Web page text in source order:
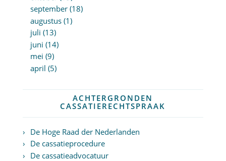
september (18)
augustus (1)
juli (13)
juni (14)
mei (9)
april (5)
ACHTERGRONDEN
CASSATIERECHTSPRAAK
De Hoge Raad der Nederlanden
De cassatieprocedure
De cassatieadvocatuur